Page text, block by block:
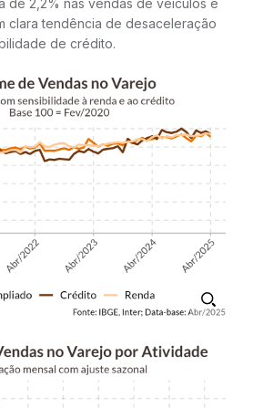
clara tendência de desaceleração
de crédito.